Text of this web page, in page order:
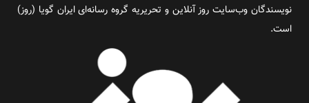
نویسندگان وب‌سایت روز آنلاین و تحریریه گروه رسانه‌ای ایران گویا (روز)
است.